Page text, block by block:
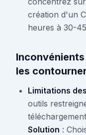
création d'un
heures à 30-
les
Limitations
outils
Solution :